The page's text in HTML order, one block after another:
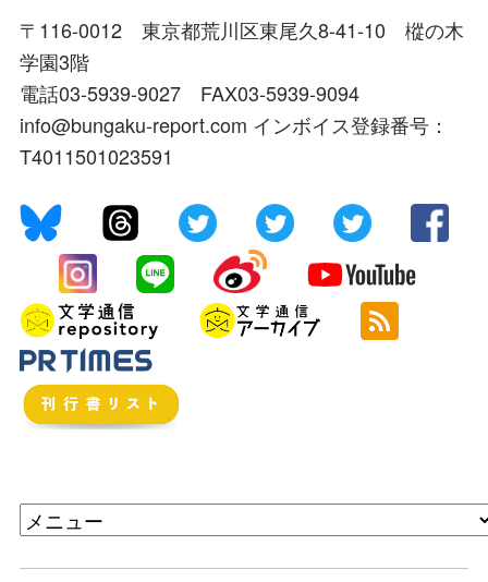
〒116-0012 東京都荒川区東尾久8-41-10 樅の木
学園3階
電話03-5939-9027 FAX03-5939-9094
info@bungaku-report.com インボイス登録番号：
T4011501023591